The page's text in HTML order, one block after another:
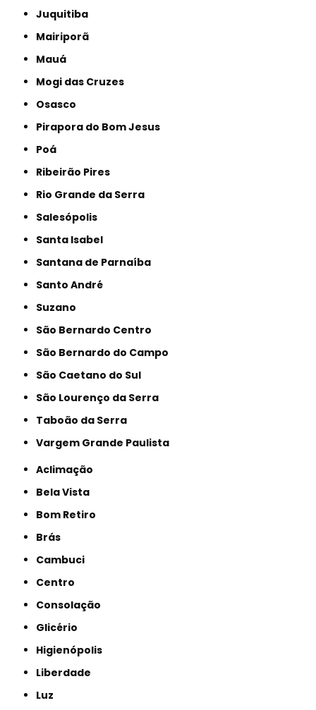
Juquitiba
Mairiporã
Mauá
Mogi das Cruzes
Osasco
Pirapora do Bom Jesus
Poá
Ribeirão Pires
Rio Grande da Serra
Salesópolis
Santa Isabel
Santana de Parnaíba
Santo André
Suzano
São Bernardo Centro
São Bernardo do Campo
São Caetano do Sul
São Lourenço da Serra
Taboão da Serra
Vargem Grande Paulista
Aclimação
Bela Vista
Bom Retiro
Brás
Cambuci
Centro
Consolação
Glicério
Higienópolis
Liberdade
Luz